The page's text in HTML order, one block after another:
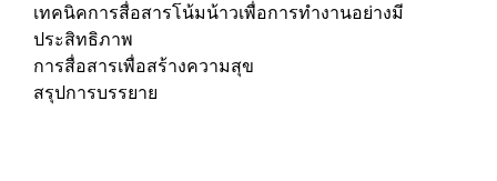
เทคนิคการสื่อสารโน้มน้าวเพื่อการทำงานอย่างมี
ประสิทธิภาพ
การสื่อสารเพื่อสร้างความสุข
สรุปการบรรยาย